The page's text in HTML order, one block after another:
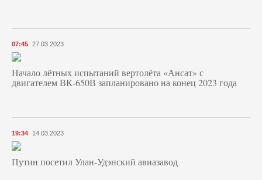
07:45 27.03.2023
Начало лётных испытаний вертолёта «Ансат» с
двигателем ВК-650В запланировано на конец 2023 года
19:34 14.03.2023
Путин посетил Улан-Удэнский авиазавод